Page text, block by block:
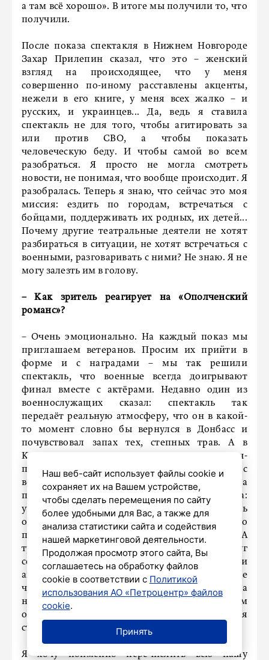
а там всё хорошо». В итоге мы получили то, что
получили.
После показа спектакля в Нижнем Новгороде
Захар Прилепин сказал, что это – женский
взгляд на происходящее, что у меня
совершенно по-иному расставлены акценты,
нежели в его книге, у меня всех жалко – и
русских, и украинцев... Да, ведь я ставила
спектакль не для того, чтобы агитировать за
или против СВО, а чтобы показать
человеческую беду. И чтобы самой во всем
разобраться. Я просто не могла смотреть
новости, не понимая, что вообще происходит. Я
разобралась. Теперь я знаю, что сейчас это моя
миссия: ездить по городам, встречаться с
бойцами, поддерживать их родных, их детей...
Почему другие театральные деятели не хотят
разбираться в ситуации, не хотят встречаться с
военными, разговаривать с ними? Не знаю. Я не
могу залезть им в голову.
– Как зритель реагирует на «Ополченский
романс»?
– Очень эмоционально. На каждый показ мы
приглашаем ветеранов. Просим их прийти в
форме и с наградами – мы так решили
спектакль, что военные всегда доигрывают
финал вместе с актёрами. Недавно один из
военнослужащих сказал: спектакль так
передаёт реальную атмосферу, что он в какой-
то момент словно бы вернулся в Донбасс и
почувствовал запах тех, степных трав. А в
Красноярске к нам на спектакль пришла врач-
психотерапевт, которая уже 27 лет работает с
ветеранами военных конфликтов. Она
призналась, что раньше была уверена:
участников боевых действий нужно отвлекать
от того, что они пережили, в театре им нужно
показывать что-то спокойное, нейтральное... А
тут она была потрясена – спектакль вдруг
соединил в одно целое зрительный зал и
актёров, гражданских и военных. И военные
чувствовали, что люди вокруг – с ними. Что за
них молятся, в них верят, их ждут. Сейчас нам
остро необходимо это ощущение единения
страны.
Я хочу поименно перечислить всю нашу
Наш веб-сайт использует файлы cookie и
сохраняет их на Вашем устройстве,
чтобы сделать перемещения по сайту
более удобными для Вас, а также для
анализа статистики сайта и содействия
нашей маркетинговой деятельности.
Продолжая просмотр этого сайта, Вы
соглашаетесь на обработку файлов
cookie в соответствии с Политикой
использования АО «Петроцентр» файлов
cookie.
Принять